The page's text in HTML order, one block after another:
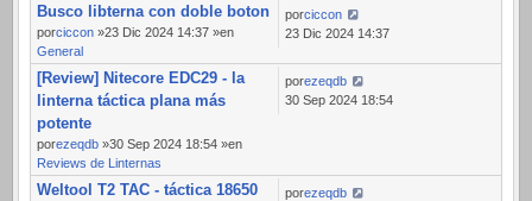
Busco libterna con doble boton
porciccon »23 Dic 2024 14:37 »en
General
porciccon
23 Dic 2024 14:37
[Review] Nitecore EDC29 - la
linterna táctica plana más
potente
porezeqdb »30 Sep 2024 18:54 »en
Reviews de Linternas
porezeqdb
30 Sep 2024 18:54
Weltool T2 TAC - táctica 18650
porezeqdb